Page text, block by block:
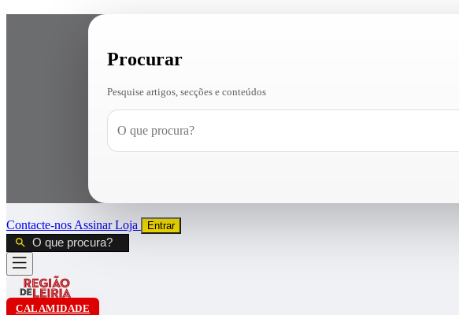
Procurar
Pesquise artigos, secções e conteúdos
Contacte-nos AssinarLoja Entrar
CALAMIDADE